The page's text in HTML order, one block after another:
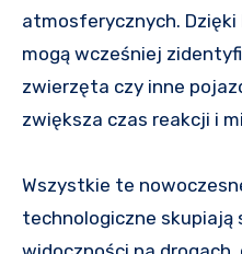
atmosferycznych.
mogą wcześniej
zwierzęta czy inne
zwiększa czas reakcji i
Wszystkie te
technologiczne skupiają